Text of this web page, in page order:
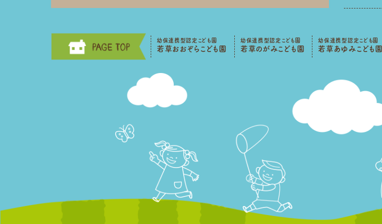
幼保連携型認定こども園
若草おおぞらこども園
幼保連携型認定こども園
若草のがみこども園
幼保連携型認定こども園
若草あゆみこども園